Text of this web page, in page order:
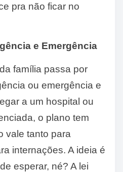
pra não ficar no
e Emergência
família passa por
ou emergência e
a um hospital ou
o plano tem
vale tanto para
internações. A ideia é
esperar, né? A lei